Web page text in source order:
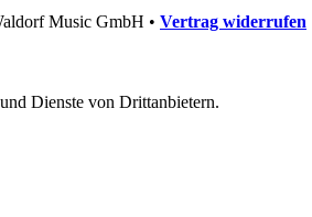
Music GmbH • Vertrag widerrufen
Dienste von Drittanbietern.